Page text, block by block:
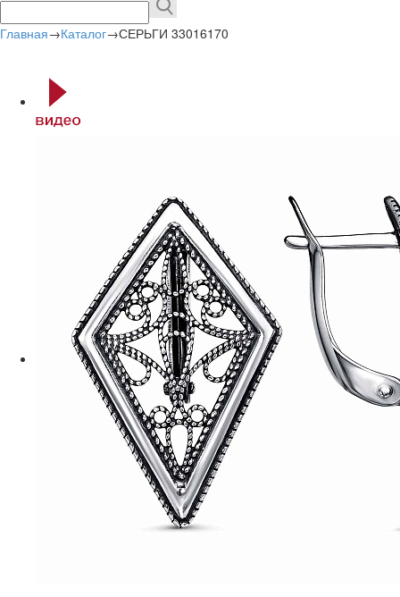
Главная→Каталог→СЕРЬГИ 33016170